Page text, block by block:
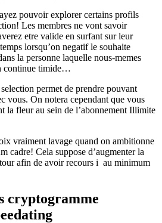
pouvoir explorer certains profils
Les membres ne vont savoir
etre valide en surfant sur leur
lorsqu’on negatif le souhaite
la personne laquelle nous-memes
continue timide…
permet de prendre pouvant
vous. On notera cependant que vous
la fleur au sein de l’abonnement Illimite
vraiment lavage quand on ambitionne
cadre! Cela suppose d’augmenter la
afin de avoir recours i au minimum
cryptogramme